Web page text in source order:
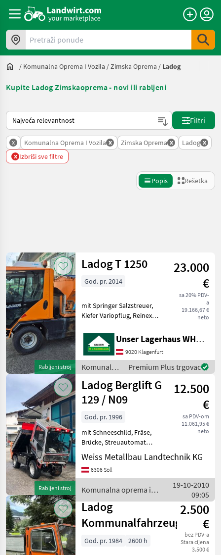
Pretraži ponude
/ Komunalna Oprema I Vozila /Zimska Oprema / Ladog
Kupite Ladog Zimskaoprema - novi ili rabljeni
Tako se sortira na Landwirt.com
Filtri
x Komunalna Oprema I Vozila x Zimska Oprema x Ladog x
x Izbriši sve filtre
Popis Rešetka
Kategorija 4 Država Filtri
TRENUTNA
STAZA
Općinska
tehnologija
Komunalna
Oprema I
Vozila
Zimska
Ladog
ODABERITE
KATEGORIJU
Ladog
Hauer
Hydrac
Kahlbacher
Samasz
Pronar
Poništi
Prikaži 4
rezultata
Rabljeni stroj
Ladog T 1250
23.000
€
sa 20% PDV-
a
19.166,67 €
neto
God. pr. 2014
mit Springer Salzstreuer,
Kiefer Variopflug, Reinex
ca. 8.500
BETRIEBSSTUNDEN;
Informieren Sie sich bitte
vor Fahrt-Antritt
telefonisch, o
Unser Lagerhaus WHG, Kärnten, Klagenfurt
9020 Klagenfurt
Komunalna
oprema i
vozila /
Ladog
Premium Plus trgovac
Rabljeni stroj
Ladog Berglift G
129 / N09
12.500
€
sa PDV-om
11.061,95 €
neto
God. pr. 1996
mit Schneeschild, Fräse,
Brücke, Streuautomat
Komunalna oprema i vozila
Zimska oprema
Weiss Metallbau Landtechnik KG
6306 Söll
Komunalna oprema i
vozila / Ladog
19-10-2010
09:05
Ladog
Kommunalfahrzeug
2.500
€
bez PDV-a
Stara cijena
3.500 €
God. pr. 1984 2600 h